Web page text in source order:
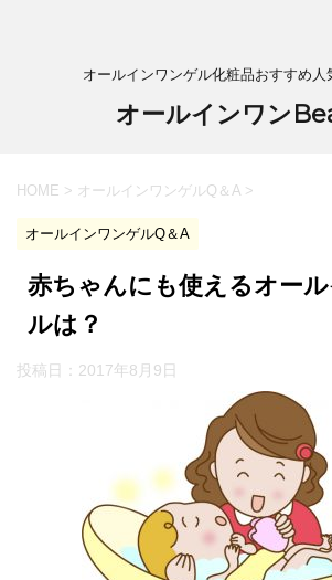
オールインワンゲル化粧品おすすめ人
オールインワン
HOME > オールインワンゲルQ＆A >
オールインワンゲルQ＆A
赤ちゃんにも使えるオー
ルは？
投稿日： 2017年8月9日